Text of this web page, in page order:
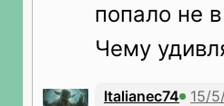
попало не
Чему
Italianec74